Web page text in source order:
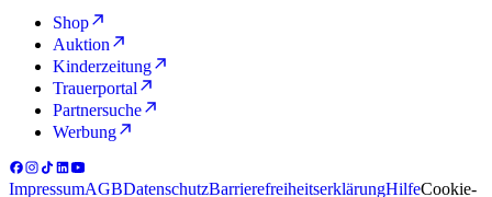
Shop
Auktion
Kinderzeitung
Trauerportal
Partnersuche
Werbung
ImpressumAGBDatenschutzBarrierefreiheitserklärungHilfeCookie-